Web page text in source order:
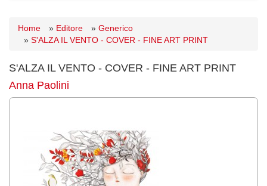
Home » Editore » Generico
» S'ALZA IL VENTO - COVER - FINE ART PRINT
S'ALZA IL VENTO - COVER - FINE ART PRINT
Anna Paolini